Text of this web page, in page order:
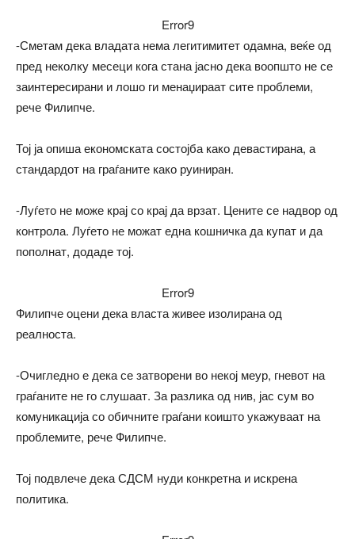
Error9
-Сметам дека владата нема легитимитет одамна, веќе од
пред неколку месеци кога стана јасно дека воопшто не се
заинтересирани и лошо ги менаџираат сите проблеми,
рече Филипче.
Тој ја опиша економската состојба како девастирана, а
стандардот на граѓаните како руиниран.
-Луѓето не може крај со крај да врзат. Цените се надвор од
контрола. Луѓето не можат една кошничка да купат и да
пополнат, додаде тој.
Error9
Филипче оцени дека власта живее изолирана од
реалноста.
-Очигледно е дека се затворени во некој меур, гневот на
граѓаните не го слушаат. За разлика од нив, јас сум во
комуникација со обичните граѓани коишто укажуваат на
проблемите, рече Филипче.
Тој подвлече дека СДСМ нуди конкретна и искрена
политика.